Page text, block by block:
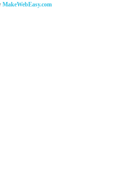
MakeWebEasy.com